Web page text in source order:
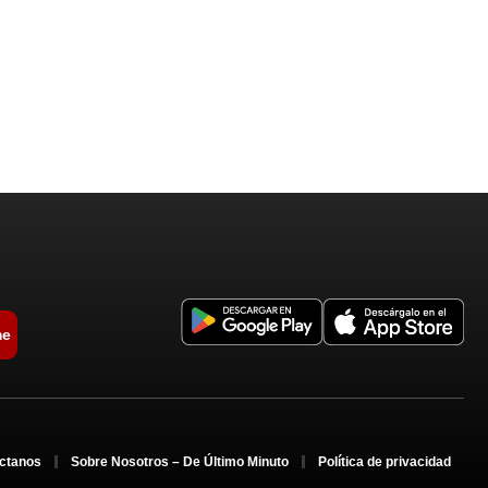
Sobre Nosotros – De Último Minuto Política de privacidad